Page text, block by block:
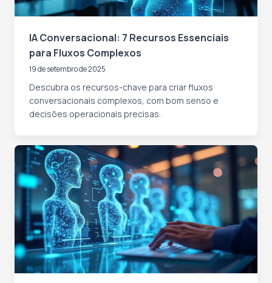
IA Conversacional: 7 Recursos Essenciais
para Fluxos Complexos
19 de setembro de 2025
Descubra os recursos-chave para criar fluxos
conversacionais complexos, com bom senso e
decisões operacionais precisas.